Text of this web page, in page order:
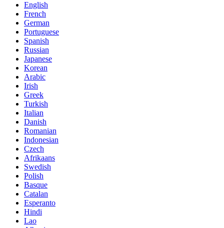
English
French
German
Portuguese
Spanish
Russian
Japanese
Korean
Arabic
Irish
Greek
Turkish
Italian
Danish
Romanian
Indonesian
Czech
Afrikaans
Swedish
Polish
Basque
Catalan
Esperanto
Hindi
Lao